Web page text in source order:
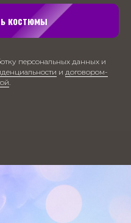
костюмы
персональных данных и
и договором-
.